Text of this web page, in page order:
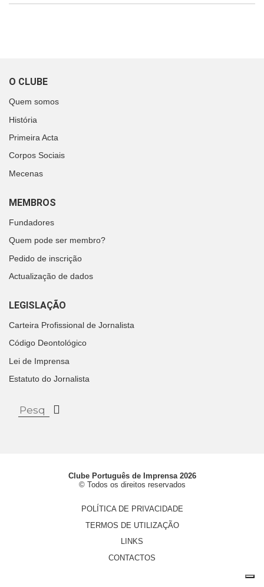
O CLUBE
Quem somos
História
Primeira Acta
Corpos Sociais
Mecenas
MEMBROS
Fundadores
Quem pode ser membro?
Pedido de inscrição
Actualização de dados
LEGISLAÇÃO
Carteira Profissional de Jornalista
Código Deontológico
Lei de Imprensa
Estatuto do Jornalista
Clube Português de Imprensa 2026
© Todos os direitos reservados
POLÍTICA DE PRIVACIDADE
TERMOS DE UTILIZAÇÃO
LINKS
CONTACTOS